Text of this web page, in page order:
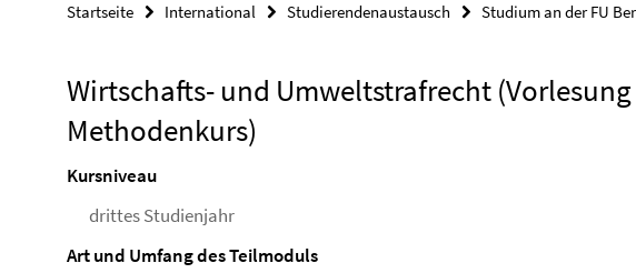
Startseite International Studierendenaustausch Studium an der FU
Wirtschafts- und Umweltstrafrecht (Vorlesung
Methodenkurs)
Kursniveau
drittes Studienjahr
Art und Umfang des Teilmoduls